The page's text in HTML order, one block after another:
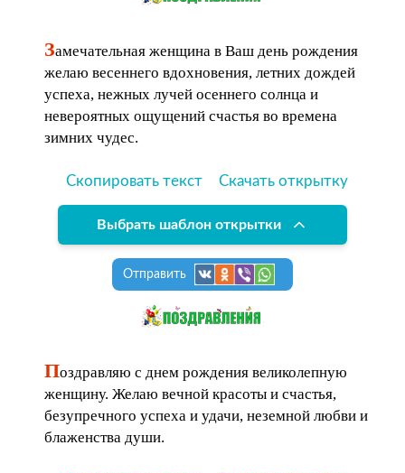
Замечательная женщина в Ваш день рождения
желаю весеннего вдохновения, летних дождей
успеха, нежных лучей осеннего солнца и
невероятных ощущений счастья во времена
зимних чудес.
Скопировать текст Скачать открытку
Выбрать шаблон открытки
Отправить
Поздравляю с днем рождения великолепную
женщину. Желаю вечной красоты и счастья,
безупречного успеха и удачи, неземной любви и
блаженства души.